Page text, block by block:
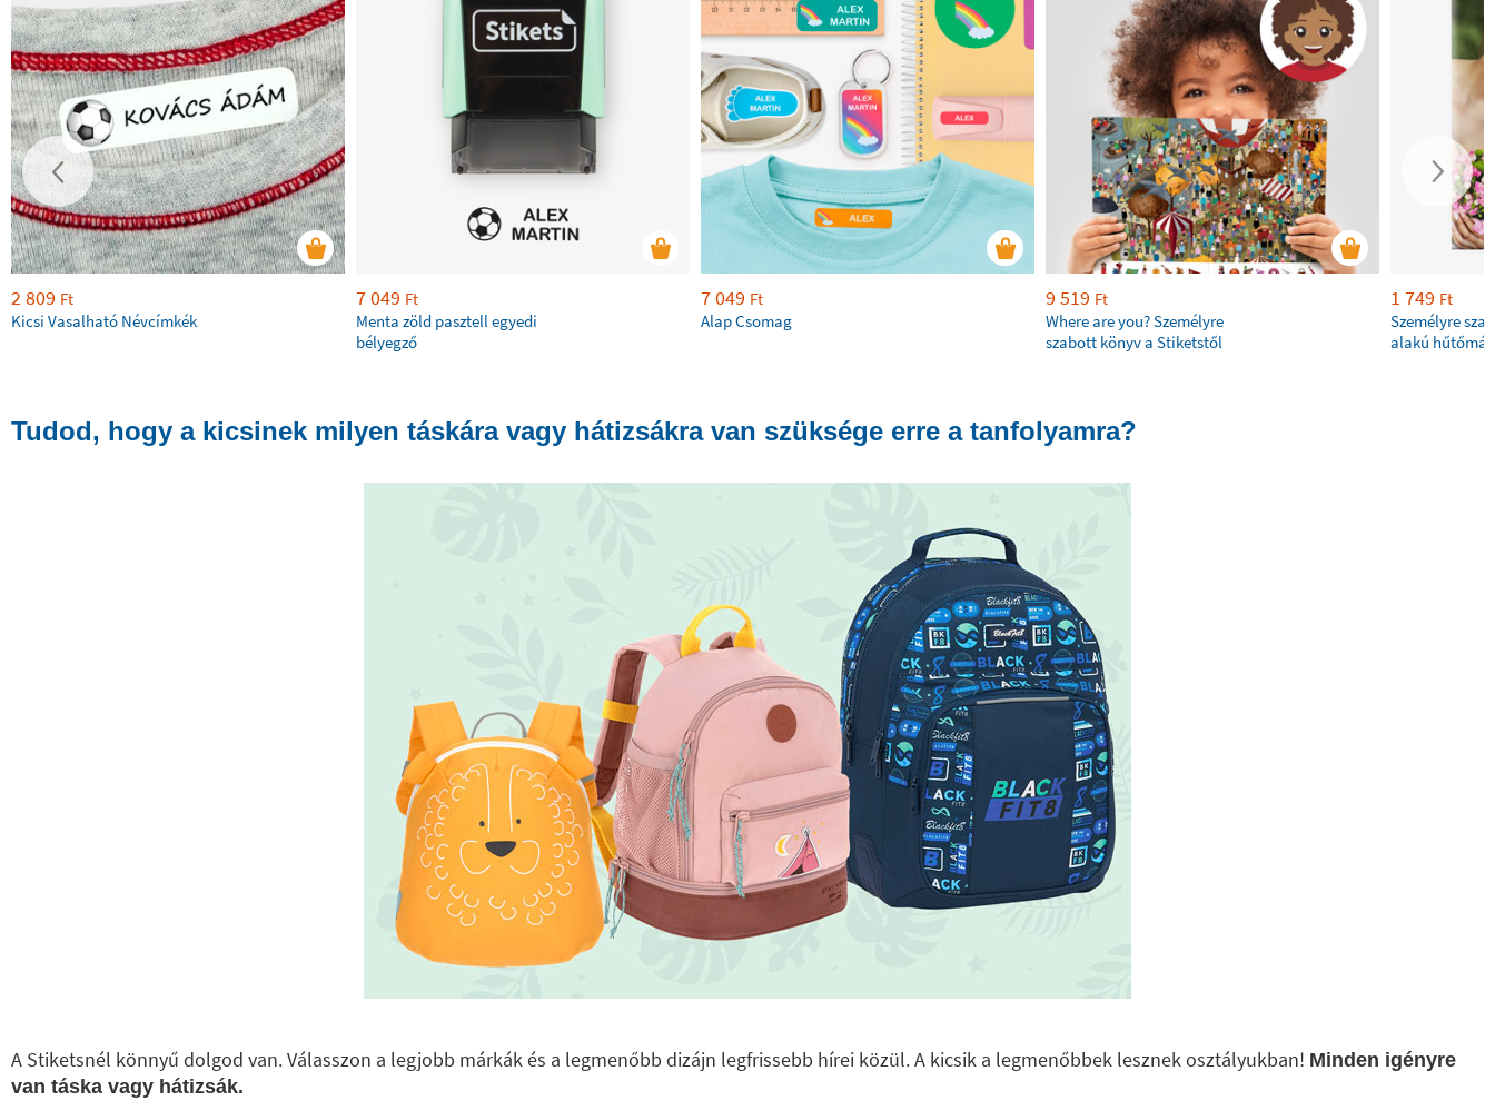
2 809 Ft
Kicsi Vasalható Névcímkék
7 049 Ft
Menta zöld pasztell egyedi
bélyegző
7 049 Ft
Alap Csomag
9 519 Ft
Where are you? Személyre
szabott könyv a Stiketstől
1 749 Ft
Személyre
alakú
Tudod, hogy a kicsinek milyen táskára vagy hátizsákra van szüksége erre a tanfolyamra?
A Stiketsnél könnyű dolgod van. Válasszon a legjobb márkák és a legmenőbb dizájn legfrissebb hírei közül. A kicsik a legmenőbbek lesznek osztályukban! Minden igényre
van táska vagy hátizsák.